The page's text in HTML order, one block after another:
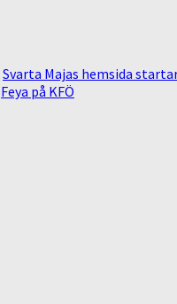
Svarta Majas hemsida
Feya på KFÖ